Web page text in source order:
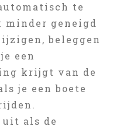
te
minder geneigd
beleggen
een
krijgt van de
je een boete
uit als de